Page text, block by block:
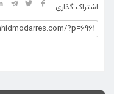
اشتراک گذاری :